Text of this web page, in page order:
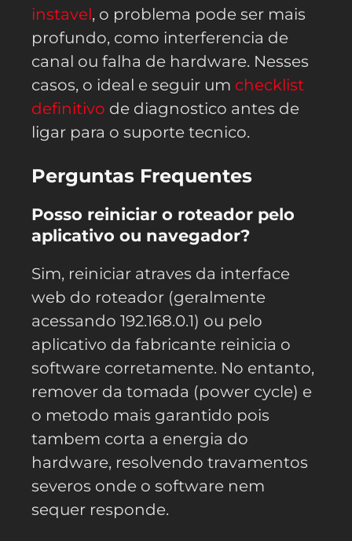
instavel, o problema pode ser mais
profundo, como interferencia de
canal ou falha de hardware. Nesses
casos, o ideal e seguir um checklist
definitivo de diagnostico antes de
ligar para o suporte tecnico.
Perguntas Frequentes
Posso reiniciar o roteador pelo
aplicativo ou navegador?
Sim, reiniciar atraves da interface
web do roteador (geralmente
acessando 192.168.0.1) ou pelo
aplicativo da fabricante reinicia o
software corretamente. No entanto,
remover da tomada (power cycle) e
o metodo mais garantido pois
tambem corta a energia do
hardware, resolvendo travamentos
severos onde o software nem
sequer responde.